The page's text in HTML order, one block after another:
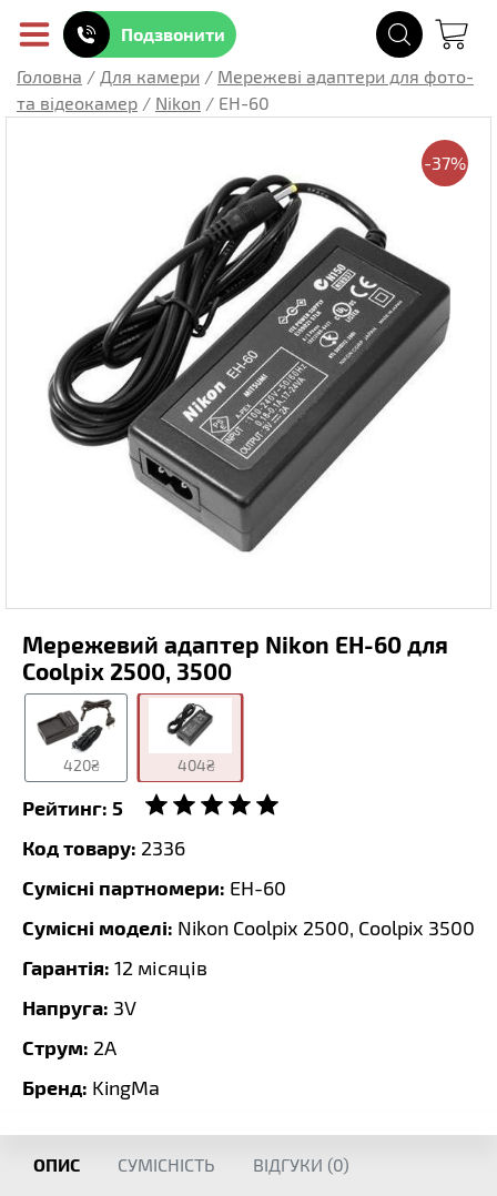
Подзвонити
Головна / Для камери / Мережеві адаптери для фото-
та відеокамер / Nikon / EH-60
-37%
Мережевий адаптер Nikon EH-60 для
Coolpix 2500, 3500
420₴ 404₴
Рейтинг: 5
Код товару: 2336
Сумісні партномери: EH-60
Сумісні моделі: Nikon Coolpix 2500, Coolpix 3500
Гарантія: 12 місяців
Напруга: 3V
Струм: 2A
Бренд: KingMa
ОПИС СУМІСНІСТЬ ВІДГУКИ (0)